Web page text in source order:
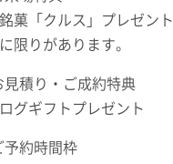
菓「クルス」プレゼント
限りがあります。
見積り・ご成約特典
グギフトプレゼント
予約時間枠